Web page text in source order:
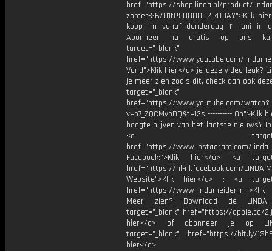
href="https://shop.linda.nl/product/
zomer-26/01tP5000002lkUTIAY">Klik
koop 'm vanaf donderdag 11 juni in
Abonneer nu gratis op ons
target="_blank"
href="https://www.youtube.com/
Vond">Klik hier</a> je deze video leuk?
je meer zien zoals dit, check dan ook
target="_blank"
href="https://www.youtube.com/watch?
v=n7_ZQCMvhDQ&t=13s ---------- Op">Klik
hoogte blijven van het laatste nieuws?
<a
href="https://www.instagram.com/
Facebook:">Klik hier</a> <a
href="https://nl-nl.facebook.com/
Website">Klik hier</a> : <a
href="https://
Meer zien? Download de
target="_blank" href="https://apple.co/
hier</a> of abonneer je op
target="_blank" href="https://bit.ly/
hier</a>